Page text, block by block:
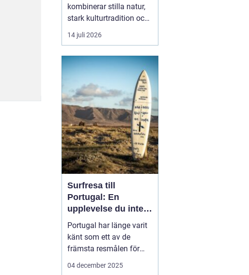
kombinerar stilla natur,
stark kulturtradition och
omtänksam service.
Många som reser hit
varmt bad. De vill andas
ut, sova gott, äta
vällagad mat och
samtidigt känna en
tydlig känsla av plats
doften av ...
14 juli 2026
Surfresa till
Portugal: En
upplevelse du inte
vill missa
Portugal har länge varit
känt som ett av de
främsta resmålen för
surfentusiaster. Landets
04 december 2025